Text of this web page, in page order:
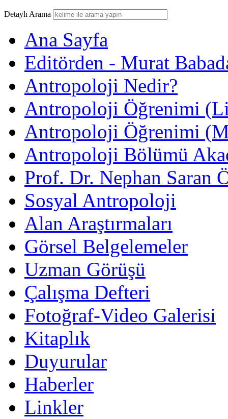
Detaylı Arama
Ana Sayfa
Editörden - Murat
Antropoloji Nedir?
Antropoloji Öğrenimi
Antropoloji Öğrenimi
Antropoloji Bölümü
Prof. Dr. Nephan Saran
Sosyal Antropoloji
Alan Araştırmaları
Görsel Belgelemeler
Uzman Görüşü
Çalışma Defteri
Fotoğraf-Video Galerisi
Kitaplık
Duyurular
Haberler
Linkler